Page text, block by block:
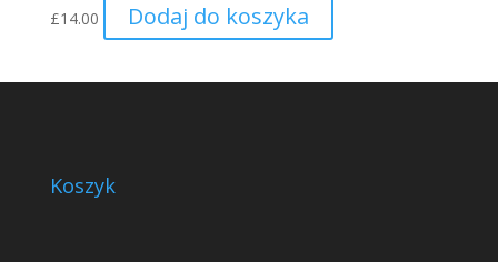
£14.00 Dodaj do koszyka
Koszyk